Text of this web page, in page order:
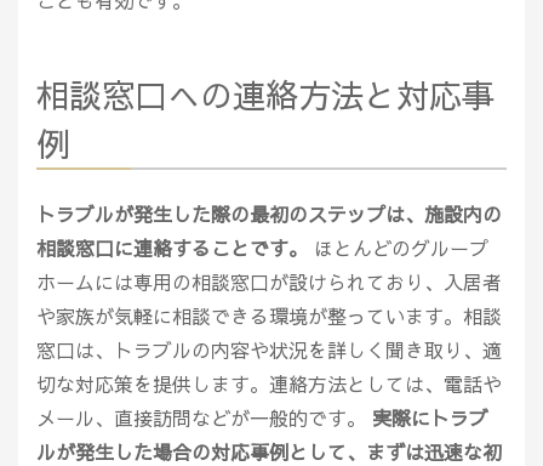
相談窓口への連絡方法と対応事
例
トラブルが発生した際の最初のステップは、施設内の
相談窓口に連絡することです。
ほとんどのグループ
ホームには専用の相談窓口が設けられており、入居者
や家族が気軽に相談できる環境が整っています。相談
窓口は、トラブルの内容や状況を詳しく聞き取り、適
切な対応策を提供します。連絡方法としては、電話や
メール、直接訪問などが一般的です。 実際にトラブ
ルが発生した場合の対応事例として、まずは迅速な初